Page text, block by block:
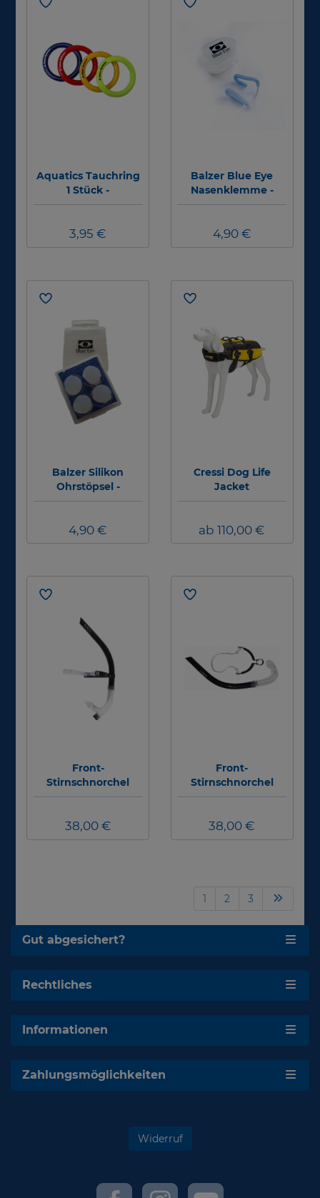
Aquatics Tauchring
1 Stück -
verschiedene
3,95 €
Balzer Blue Eye
Nasenklemme -
Abverkauf #
4,90 €
Balzer Silikon
Ohrstöpsel -
Abverkauf #
4,90 €
Cressi Dog Life
Jacket
ab 110,00 €
Front-
Stirnschnorchel
Swim-Air - mit Ventil
38,00 €
Front-
Stirnschnorchel
Train-Air - ohne
38,00 €
1 2 3
Gut abgesichert?
Rechtliches
Informationen
Zahlungsmöglichkeiten
Widerruf